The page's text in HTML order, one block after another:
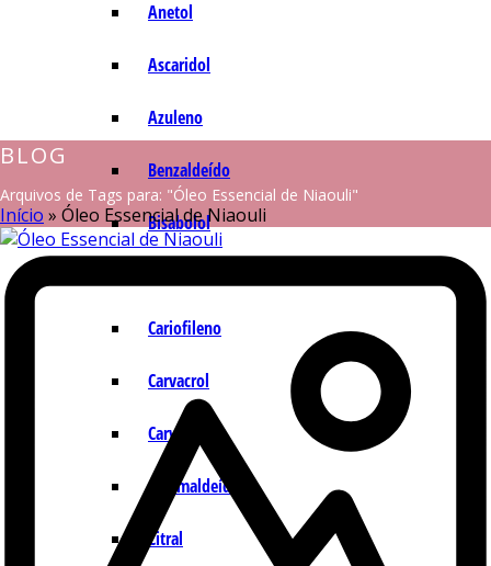
Anetol
Ascaridol
Azuleno
Benzaldeído
Bisabolol
Cariofileno
Carvacrol
Carvona
Cinamaldeído
Citral
BLOG
Arquivos de Tags para: "Óleo Essencial de Niaouli"
Início » Óleo Essencial de Niaouli